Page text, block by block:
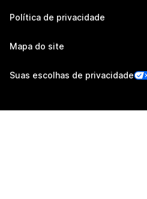
Política de privacidade
Mapa do site
Suas escolhas de privacidade